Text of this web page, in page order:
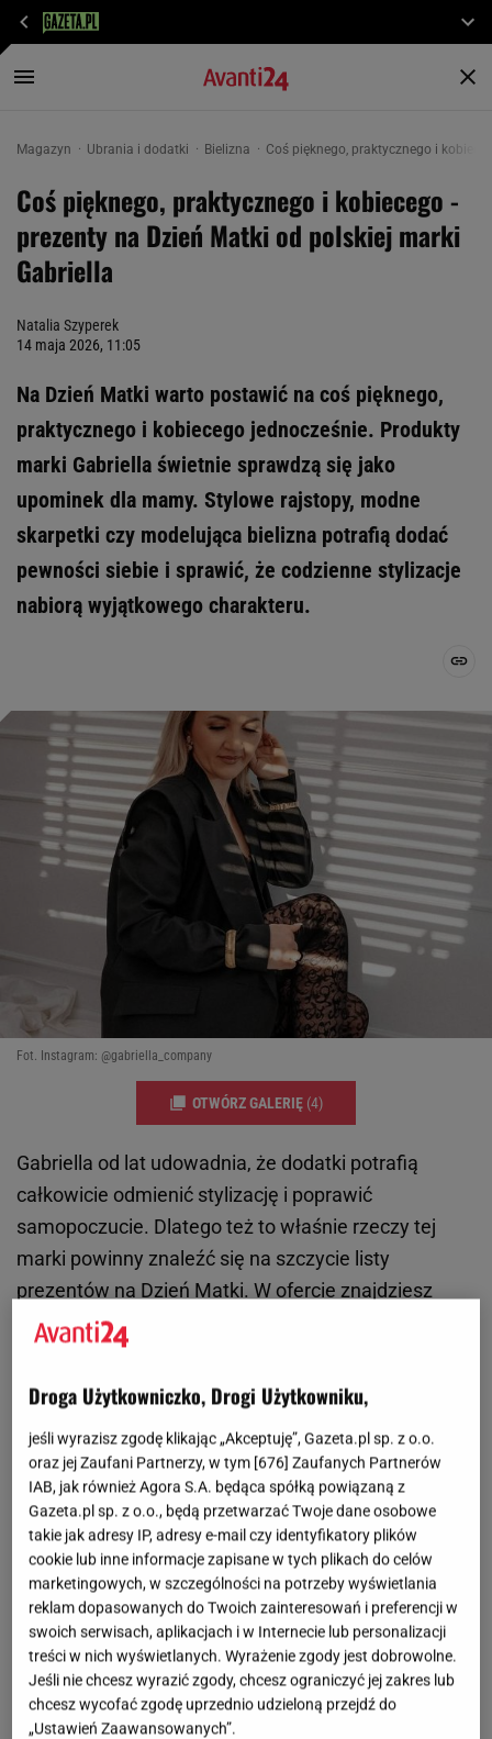
Magazyn Ubrania i dodatki Bielizna Coś pięknego, praktycznego i
Coś pięknego, praktycznego i kobiecego -
prezenty na Dzień Matki od polskiej marki
Gabriella
Natalia Szyperek
14 maja 2026, 11:05
Na Dzień Matki warto postawić na coś pięknego,
praktycznego i kobiecego jednocześnie. Produkty
marki Gabriella świetnie sprawdzą się jako
upominek dla mamy. Stylowe rajstopy, modne
skarpetki czy modelująca bielizna potrafią dodać
pewności siebie i sprawić, że codzienne stylizacje
nabiorą wyjątkowego charakteru.
Fot. Instagram: @gabriella_company
OTWÓRZ GALERIĘ (4)
Gabriella od lat udowadnia, że dodatki potrafią
całkowicie odmienić stylizację i poprawić
samopoczucie. Dlatego też to właśnie rzeczy tej
marki powinny znaleźć się na szczycie listy
prezentów na Dzień Matki. W ofercie znajdziesz
zarówno klasyczne modele, jak i modne propozycje
inspirowane trendami. Dzięki temu łatwo
dopasujesz prezent do charakteru mamy. Sprawdź
mnóstwoinspiracji.
Rajstopy Gabriella polecają się jako prezent na
Dzień Matki. 100% do pewności siebie
Dobrze dobrane rajstopy to jeden z tych elementów
garderoby, który robi ogromną różnicę. Gabriella
oferuje zarówno klasyczne modele, jak i w modne
wzory np. w kwiaty lub pionowe pasy. Szczególnie
ciekawym pomysłem na prezent są rajstopy
Droga Użytkowniczko, Drogi Użytkowniku,
jeśli wyrazisz zgodę klikając „Akceptuję”, Gazeta.pl sp. z o.o.
oraz jej Zaufani Partnerzy, w tym [676] Zaufanych Partnerów
IAB, jak również Agora S.A. będąca spółką powiązaną z
Gazeta.pl sp. z o.o., będą przetwarzać Twoje dane osobowe
takie jak adresy IP, adresy e-mail czy identyfikatory plików
cookie lub inne informacje zapisane w tych plikach do celów
marketingowych, w szczególności na potrzeby wyświetlania
reklam dopasowanych do Twoich zainteresowań i preferencji w
swoich serwisach, aplikacjach i w Internecie lub personalizacji
treści w nich wyświetlanych. Wyrażenie zgody jest dobrowolne.
Jeśli nie chcesz wyrazić zgody, chcesz ograniczyć jej zakres lub
chcesz wycofać zgodę uprzednio udzieloną przejdź do
„Ustawień Zaawansowanych”.